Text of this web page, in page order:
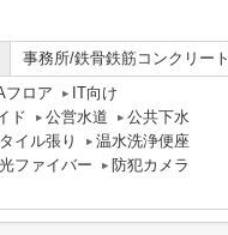
事務所/鉄骨鉄筋コンクリート
フロア
IT向け
ド 公営水道
公共下水
イル張り
温水洗浄便座
光ファイバー
防犯カメラ